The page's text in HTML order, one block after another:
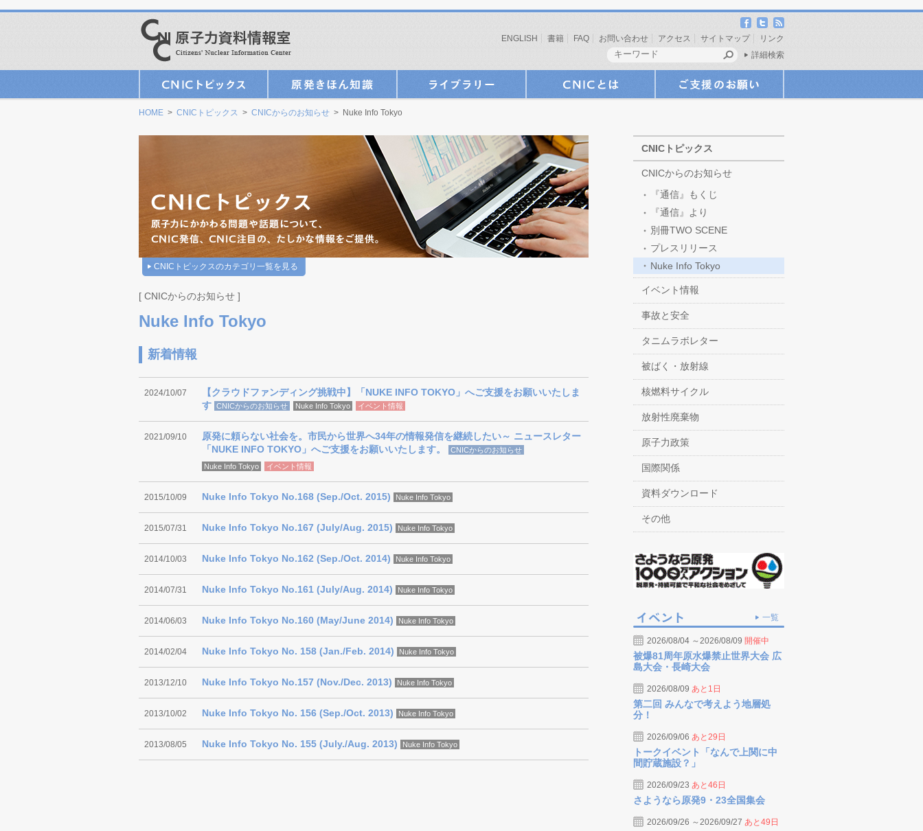
ENGLISH 書籍 FAQ お問い合わせ アクセス サイトマップ
リンク
詳細検索
HOME > CNICトピックス > CNICからのお知らせ > Nuke Info Tokyo
CNICトピックスのカテゴリ一覧を見る
[ CNICからのお知らせ ]
Nuke Info Tokyo
新着情報
2024/10/07
【クラウドファンディング挑戦中】「NUKE INFO TOKYO」へご支援をお願いいたしま
す CNICからのお知らせ Nuke Info Tokyo イベント情報
2021/09/10
原発に頼らない社会を。市民から世界へ34年の情報発信を継続したい～ ニュースレター
「NUKE INFO TOKYO」へご支援をお願いいたします。
CNICからのお知らせ
Nuke Info Tokyo
イベント情報
2015/10/09 Nuke Info Tokyo No.168 (Sep./Oct. 2015) Nuke Info Tokyo
2015/07/31 Nuke Info Tokyo No.167 (July/Aug. 2015) Nuke Info Tokyo
2014/10/03 Nuke Info Tokyo No.162 (Sep./Oct. 2014) Nuke Info Tokyo
2014/07/31 Nuke Info Tokyo No.161 (July/Aug. 2014) Nuke Info Tokyo
2014/06/03 Nuke Info Tokyo No.160 (May/June 2014) Nuke Info Tokyo
2014/02/04 Nuke Info Tokyo No. 158 (Jan./Feb. 2014) Nuke Info Tokyo
2013/12/10 Nuke Info Tokyo No.157 (Nov./Dec. 2013) Nuke Info Tokyo
2013/10/02 Nuke Info Tokyo No. 156 (Sep./Oct. 2013) Nuke Info Tokyo
2013/08/05 Nuke Info Tokyo No. 155 (July./Aug. 2013) Nuke Info Tokyo
CNICトピックス
CNICからのお知らせ
『通信』もくじ
『通信』より
別冊TWO SCENE
プレスリリース
Nuke Info Tokyo
イベント情報
事故と安全
タニムラボレター
被ばく・放射線
核燃料サイクル
放射性廃棄物
原子力政策
国際関係
資料ダウンロード
その他
一覧
2026/08/04 ～2026/08/09 開催中
被爆81周年原水爆禁止世界大会 広
島大会・長崎大会
2026/08/09 あと1日
第二回 みんなで考えよう地層処
分！
2026/09/06 あと29日
トークイベント「なんで上関に中
間貯蔵施設？」
2026/09/23 あと46日
さようなら原発9・23全国集会
2026/09/26 ～2026/09/27 あと49日